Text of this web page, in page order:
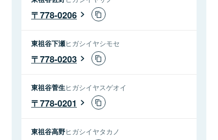
778-0206
東祖谷下瀬ヒガシイヤシモセ
778-0203
東祖谷菅生ヒガシイヤスゲオイ
778-0201
東祖谷高野ヒガシイヤタカノ